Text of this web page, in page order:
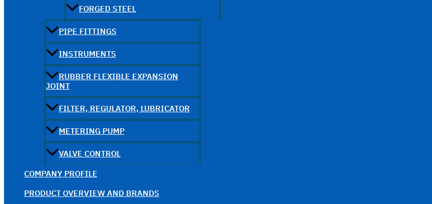
FORGED STEEL
PIPE FITTINGS
INSTRUMENTS
RUBBER FLEXIBLE EXPANSION
JOINT
FILTER, REGULATOR, LUBRICATOR
METERING PUMP
VALVE CONTROL
COMPANY PROFILE
PRODUCT OVERVIEW AND BRANDS